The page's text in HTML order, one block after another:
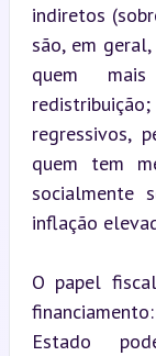
indiretos
são, em
quem
regressivos,
quem tem
socialmente
inflação
O papel
Estado